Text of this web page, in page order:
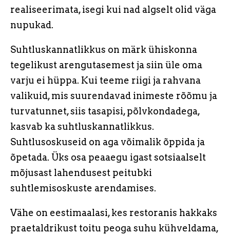
realiseerimata, isegi kui nad algselt olid väga
nupukad.
Suhtluskannatlikkus on märk ühiskonna
tegelikust arengutasemest ja siin üle oma
varju ei hüppa. Kui teeme riigi ja rahvana
valikuid, mis suurendavad inimeste rõõmu ja
turvatunnet, siis tasapisi, põlvkondadega,
kasvab ka suhtluskannatlikkus.
Suhtlusoskuseid on aga võimalik õppida ja
õpetada. Üks osa peaaegu igast sotsiaalselt
mõjusast lahendusest peitubki
suhtlemisoskuste arendamises.
Vähe on eestimaalasi, kes restoranis hakkaks
praetaldrikust toitu peoga suhu kühveldama,